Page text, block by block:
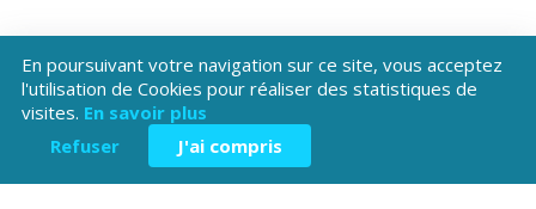
Téléchargez l'application
Patrimoine Hautes-Alpes !
En poursuivant votre navigation sur ce site, vous acceptez
l'utilisation de Cookies pour réaliser des statistiques de
visites. En savoir plus
Refuser
J'ai compris